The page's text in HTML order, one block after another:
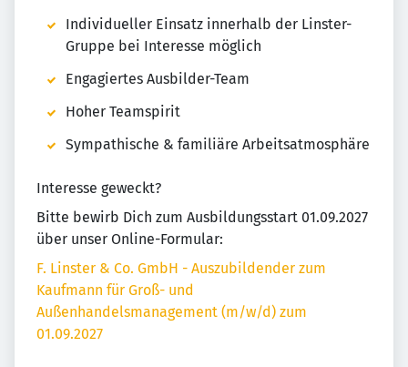
Individueller Einsatz innerhalb der Linster-
Gruppe bei Interesse möglich
Engagiertes Ausbilder-Team
Hoher Teamspirit
Sympathische & familiäre Arbeitsatmosphäre
Interesse geweckt?
Bitte bewirb Dich zum Ausbildungsstart 01.09.2027
über unser Online-Formular:
F. Linster & Co. GmbH - Auszubildender zum
Kaufmann für Groß- und
Außenhandelsmanagement (m/w/d) zum
01.09.2027